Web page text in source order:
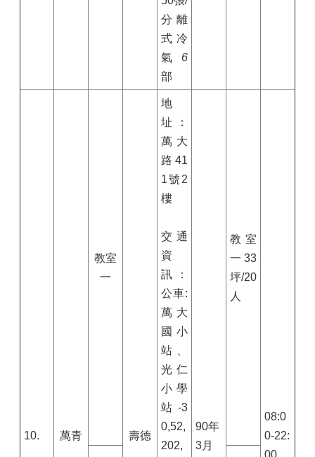
分離
式冷
氣 6
部
10. 萬青
教室
一
壽德
地
址：
萬大
路41
1號2
樓
交通
資
訊：
公車:
萬大
國小
站、
光仁
小學
站-3
0,52,
202,
90年
3月
教室
一 33
坪/20
人
08:0
0-22:
00